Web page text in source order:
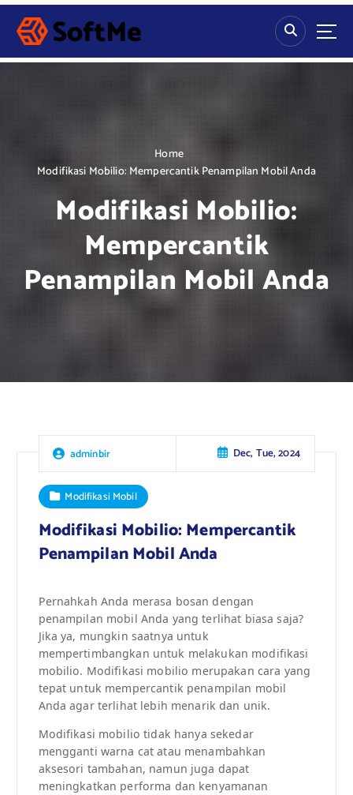
S
p
Home
Modifikasi Mobilio: Mempercantik Penampilan Mobil Anda
Modifikasi Mobilio:
Mempercantik
Penampilan Mobil Anda
adminbir Dec, Tue, 2024
Modifikasi Mobil
Modifikasi Mobilio: Mempercantik
Penampilan Mobil Anda
Pernahkah Anda merasa bosan dengan
penampilan mobil Anda yang terlihat biasa saja?
Jika ya, mungkin saatnya untuk
mempertimbangkan untuk melakukan modifikasi
mobilio. Modifikasi mobilio merupakan cara yang
tepat untuk mempercantik penampilan mobil
Anda agar terlihat lebih menarik dan unik.
Modifikasi mobilio tidak hanya sekedar
mengganti warna cat atau menambahkan
aksesori tambahan, namun juga dapat
meningkatkan performa dan kenyamanan